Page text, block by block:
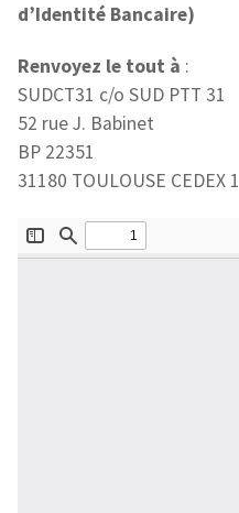
d’Identité Bancaire)
Renvoyez le tout à :
SUDCT31 c/o SUD PTT 31
52 rue J. Babinet
BP 22351
31180 TOULOUSE CEDEX 1